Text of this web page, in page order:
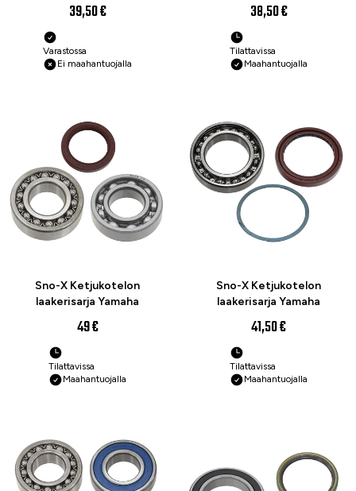
39,50 €
Varastossa
Ei maahantuojalla
38,50 €
Tilattavissa
Maahantuojalla
Sno-X Ketjukotelon
laakerisarja Yamaha
49 €
Tilattavissa
Maahantuojalla
Sno-X Ketjukotelon
laakerisarja Yamaha
41,50 €
Tilattavissa
Maahantuojalla